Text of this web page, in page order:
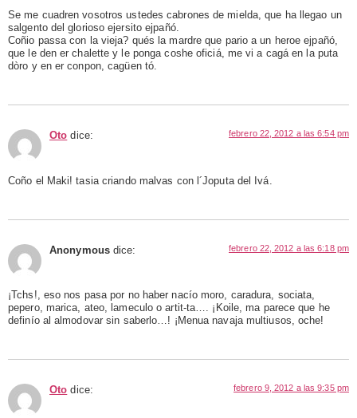
Se me cuadren vosotros ustedes cabrones de mielda, que ha llegao un
salgento del glorioso ejersito ejpañó.
Coñio passa con la vieja? qués la mardre que pario a un heroe ejpañó,
que le den er chalette y le ponga coshe oficiá, me vi a cagá en la puta
dòro y en er conpon, cagüen tó.
Oto dice: febrero 22, 2012 a las 6:54 pm
Coño el Maki! tasia criando malvas con l´Joputa del Ivá.
Anonymous dice: febrero 22, 2012 a las 6:18 pm
¡Tchs!, eso nos pasa por no haber nacío moro, caradura, sociata,
pepero, marica, ateo, lameculo o artit-ta…. ¡Koile, ma parece que he
definío al almodovar sin saberlo…! ¡Menua navaja multiusos, oche!
Oto dice: febrero 9, 2012 a las 9:35 pm